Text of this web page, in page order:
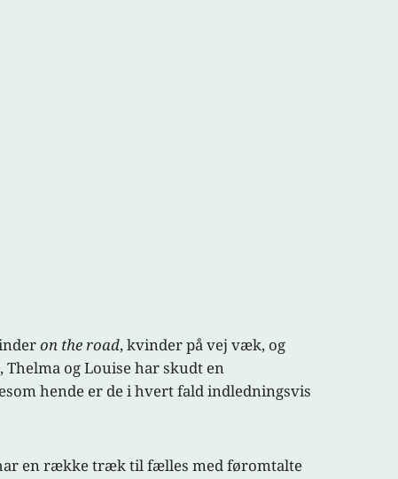
on the road, kvinder på vej væk, og
og Louise har skudt en
hende er de i hvert fald indledningsvis
en række træk til fælles med føromtalte